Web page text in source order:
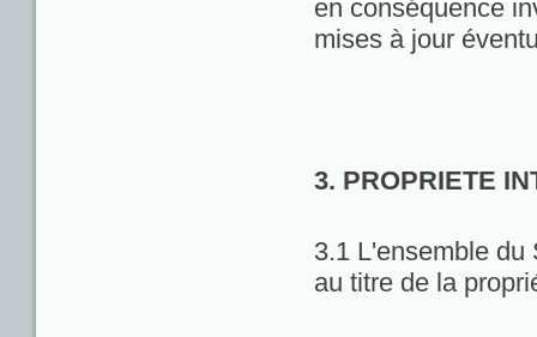
en conséquence
mises à jour
3. PROPRIETE
3.1 L'ensemble du
au titre de la